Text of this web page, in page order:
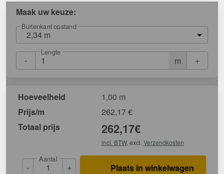
Maak uw keuze:
Buitenkant opstand
2,34 m
- m
Lengte
+
Hoeveelheid
1,00 m
Prijs/m
262,17€
Totaal prijs
262,17€
incl. BTW, excl. Verzendkosten
-
Aantal
+ Plaats in winkelwagen